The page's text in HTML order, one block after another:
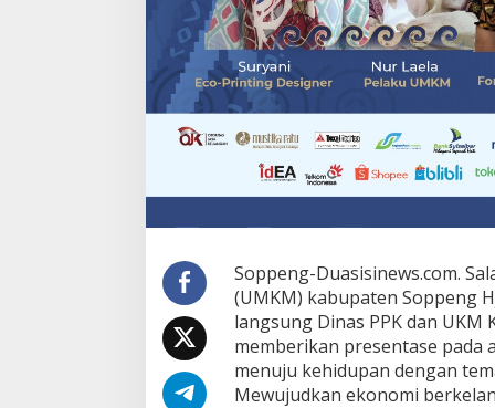
Soppeng-Duasisinews.com.
(UMKM) kabupaten Soppeng
langsung Dinas PPK dan
memberikan presentase pada
menuju kehidupan dengan
Mewujudkan ekonomi